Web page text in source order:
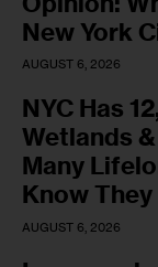
New York
AUGUST 6, 2026
NYC Has
Wetlands
Many
Know
AUGUST 6, 2026